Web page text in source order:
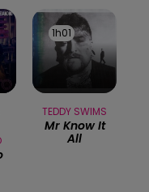
1h01
1h01
TEDDY SWIMS
Mr Know It
All